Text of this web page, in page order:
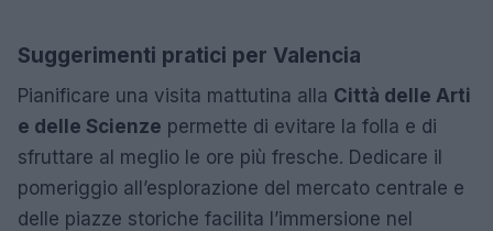
Suggerimenti pratici per Valencia
Pianificare una visita mattutina alla Città delle Arti
e delle Scienze permette di evitare la folla e di
sfruttare al meglio le ore più fresche. Dedicarе il
pomeriggio all’esplorazione del mercato centrale e
delle piazze storiche facilita l’immersione nel